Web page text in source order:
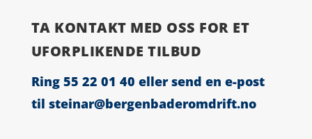
TA KONTAKT MED OSS FOR ET
UFORPLIKENDE TILBUD
Ring 55 22 01 40 eller send en e-post
til steinar@bergenbaderomdrift.no